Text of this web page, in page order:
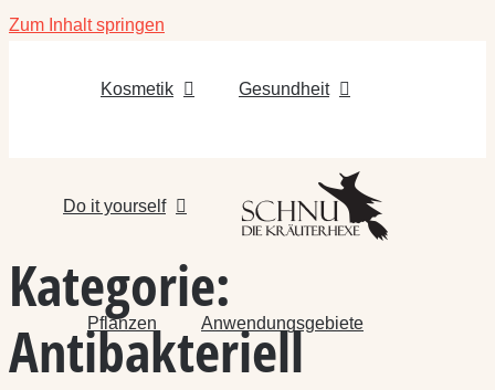
Zum Inhalt springen
Kosmetik Gesundheit
Do it yourself
Pflanzen Anwendungsgebiete
Kategorie:
Antibakteriell